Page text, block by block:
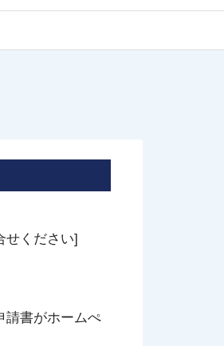
ください]
請書がホームぺ